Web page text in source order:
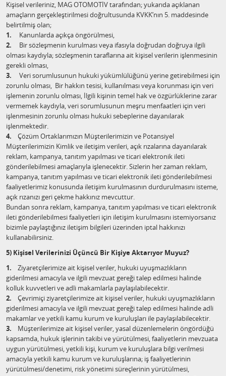
Kişisel verileriniz, MAG OTOMOTİV tarafından; yukarıda açıklanan
amaçların gerçekleştirilmesi doğrultusunda KVKK’nın 5. maddesinde
belirtilmiş olan;
1. Kanunlarda açıkça öngörülmesi,
2. Bir sözleşmenin kurulması veya ifasıyla doğrudan doğruya ilgili
olması kaydıyla; sözleşmenin taraflarına ait kişisel verilerin işlenmesinin
gerekli olması,
3. Veri sorumlusunun hukuki yükümlülüğünü yerine getirebilmesi için
zorunlu olması, Bir hakkın tesisi, kullanılması veya korunması için veri
işlemenin zorunlu olması, İlgili kişinin temel hak ve özgürlüklerine zarar
vermemek kaydıyla, veri sorumlusunun meşru menfaatleri için veri
işlenmesinin zorunlu olması hukuki sebeplerine dayanılarak
işlenmektedir.
4. Çözüm Ortaklarımızın Müşterilerimizin ve Potansiyel
Müşterilerimizin Kimlik ve iletişim verileri, açık rızalarına dayanılarak
reklam, kampanya, tanıtım yapılması ve ticari elektronik ileti
gönderilebilmesi amaçlarıyla işlenecektir. Sizlerin her zaman reklam,
kampanya, tanıtım yapılması ve ticari elektronik ileti gönderilebilmesi
faaliyetlerimiz konusunda iletişim kurulmasının durdurulmasını isteme,
açık rızanızı geri çekme hakkınız mevcuttur.
Bundan sonra reklam, kampanya, tanıtım yapılması ve ticari elektronik
ileti gönderilebilmesi faaliyetleri için iletişim kurulmasını istemiyorsanız
bizimle paylaştığınız iletişim bilgileri üzerinden iptal hakkınızı
kullanabilirsiniz.
5) Kişisel Verilerinizi Üçüncü Bir Kişiye Aktarıyor Muyuz?
1. Ziyaretçilerimize ait kişisel veriler, hukuki uyuşmazlıkların
giderilmesi amacıyla ve ilgili mevzuat gereği talep edilmesi halinde
kolluk kuvvetleri ve adli makamlarla paylaşılabilecektir.
2. Çevrimiçi ziyaretçilerimize ait kişisel veriler, hukuki uyuşmazlıkların
giderilmesi amacıyla ve ilgili mevzuat gereği talep edilmesi halinde adli
makamlar ve yetkili kamu kurum ve kuruluşları ile paylaşılabilecektir.
3. Müşterilerimize ait kişisel veriler, yasal düzenlemelerin öngördüğü
kapsamda, hukuk işlerinin takibi ve yürütülmesi, faaliyetlerin mevzuata
uygun yürütülmesi, yetkili kişi, kurum ve kuruluşlara bilgi verilmesi
amacıyla yetkili kamu kurum ve kuruluşlarına; iş faaliyetlerinin
yürütülmesi/denetimi, risk yönetimi süreçlerinin yürütülmesi,